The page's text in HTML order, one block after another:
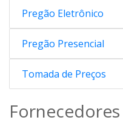
Pregão Eletrônico
Pregão Presencial
Tomada de Preços
Fornecedores